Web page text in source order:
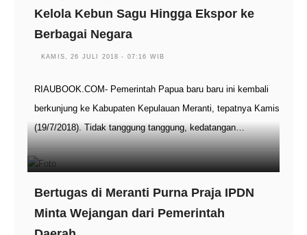
Kelola Kebun Sagu Hingga Ekspor ke
Berbagai Negara
KAMIS, 26 JULI 2018 - 07:16 WIB
RIAUBOOK.COM- Pemerintah Papua baru baru ini kembali
berkunjung ke Kabupaten Kepulauan Meranti, tepatnya Kamis
(19/7/2018). Tidak tanggung tanggung, kedatangan…
Bertugas di Meranti Purna Praja IPDN
Minta Wejangan dari Pemerintah